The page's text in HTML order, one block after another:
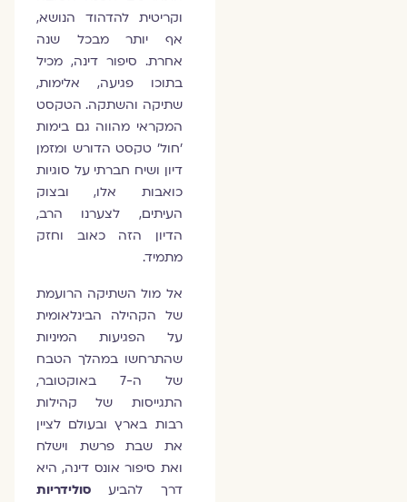
וקריטית להדהוד הנושא,
אף יותר מבכל שנה
אחרת. סיפור דינה, מכיל
בתוכו פגיעה, אלימות,
שתיקה והשתקה. הטקסט
המקראי מהווה גם בימות
'חול' טקסט הדורש ומזמן
דיון ושיח חברתי על סוגיות
כואבות אלו, ובצוק
העיתים, לצערנו הרב,
הדיון הזה כאוב וחזק
מתמיד.
אל מול השתיקה הרועמת
של הקהילה הבינלאומית
על הפגיעות המיניות
שהתרחשו במהלך הטבח
של ה-7 באוקטובר,
התגייסות של קהילות
רבות בארץ ובעולם לציין
את שבת פרשת וישלח
ואת סיפור אונס דינה, היא
דרך להביע
סולידריות